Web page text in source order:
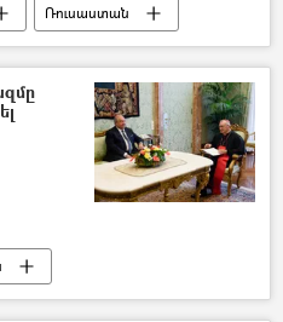
Ռուսաստան
Բ
Հռոմի Սրբազան Քահանայապետ Ֆրանցիսկոս պապ